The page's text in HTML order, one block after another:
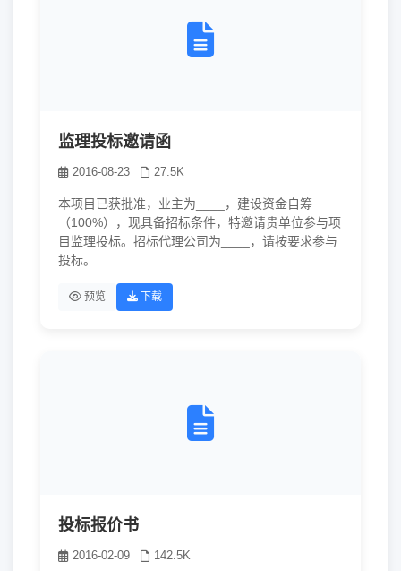
监理投标邀请函
2016-08-23 27.5K
本项目已获批准，业主为____，建设资金自筹
（100%），现具备招标条件，特邀请贵单位参与项
目监理投标。招标代理公司为____，请按要求参与
投标。...
预览 下载
投标报价书
2016-02-09 142.5K